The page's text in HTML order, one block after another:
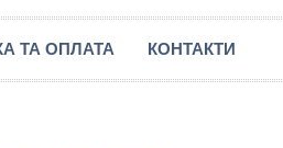
ТА ОПЛАТА КОНТАКТИ